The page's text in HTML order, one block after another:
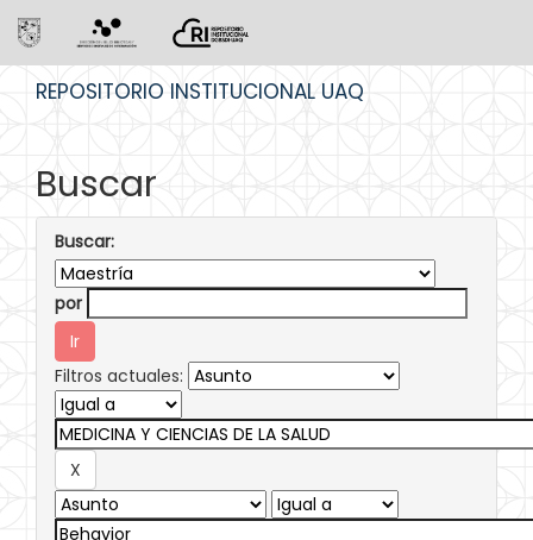
REPOSITORIO INSTITUCIONAL UAQ
Buscar
Buscar:
por
Filtros actuales: